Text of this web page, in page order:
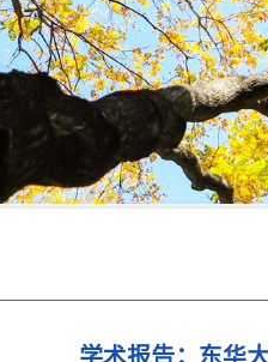
学术报告：东华